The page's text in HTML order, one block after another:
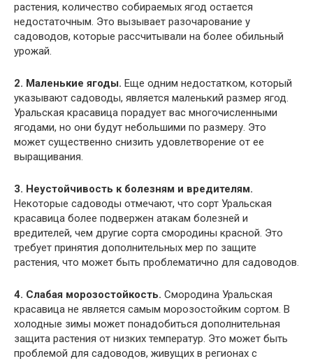
растения, количество собираемых ягод остается
недостаточным. Это вызывает разочарование у
садоводов, которые рассчитывали на более обильный
урожай.
2. Маленькие ягоды. Еще одним недостатком, который
указывают садоводы, является маленький размер ягод.
Уральская красавица порадует вас многочисленными
ягодами, но они будут небольшими по размеру. Это
может существенно снизить удовлетворение от ее
выращивания.
3. Неустойчивость к болезням и вредителям.
Некоторые садоводы отмечают, что сорт Уральская
красавица более подвержен атакам болезней и
вредителей, чем другие сорта смородины красной. Это
требует принятия дополнительных мер по защите
растения, что может быть проблематично для садоводов.
4. Слабая морозостойкость. Смородина Уральская
красавица не является самым морозостойким сортом. В
холодные зимы может понадобиться дополнительная
защита растения от низких температур. Это может быть
проблемой для садоводов, живущих в регионах с